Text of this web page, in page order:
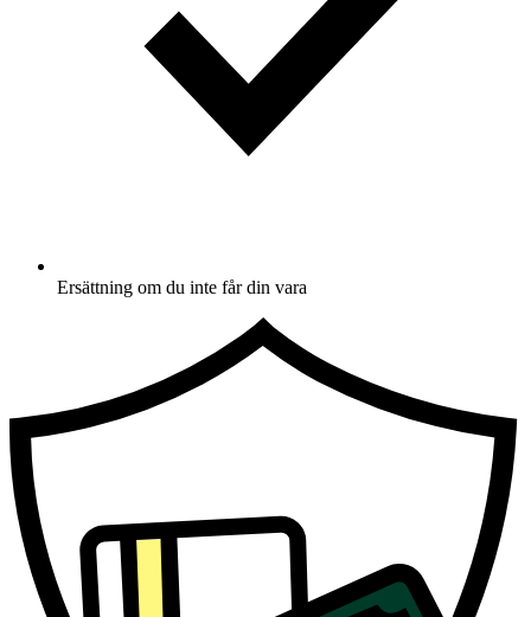
Ersättning om du inte får din vara